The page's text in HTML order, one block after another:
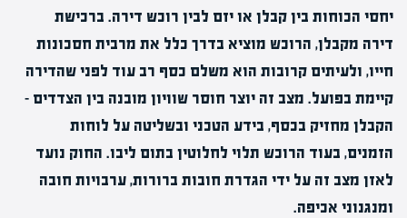
יחסי הכוחות בין קבלן או יזם לבין רוכש דירה. ברכישת
דירה מקבלן, הרוכש מוציא בדרך כלל את מרבית חסכונות
חייו, ולעיתים קרובות הוא משלם כסף רב עוד לפני שהדירה
קיימת בפועל. מצב זה יוצר חוסר שוויון מובנה בין הצדדים –
הקבלן מחזיק בכסף, בידע הטכני ובשליטה על לוחות
הזמנים, בעוד הרוכש תלוי לחלוטין בתום ליבו. החוק נועד
לאזן מצב זה על ידי הגדרת חובות ברורות, ערבויות חובה
ומנגנוני אכיפה.